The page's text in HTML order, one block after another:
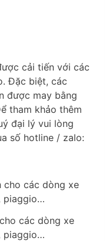
cải tiến với các
Đặc biệt, các
được may bằng
tham khảo thêm
đại lý vui lòng
số hotline / zalo:
các dòng xe
piaggio…